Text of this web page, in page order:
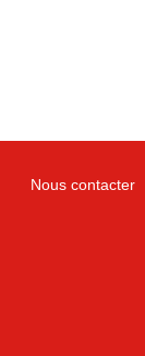
Nous contacter